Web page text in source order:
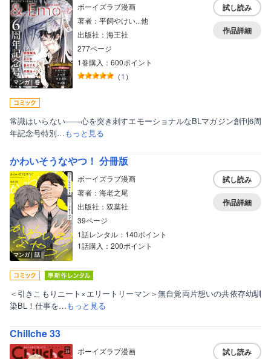
マンガ｜巻
ボーイズラブ漫画
著者：平飼やけい...他
出版社：海王社
277ページ
1巻購入：600ポイント
（1 ）
試し読み
作品詳細
常識はいらない――心を突き刺すエモーショナルなBLマガジン創刊6周
年記念号特別…もっと見る
かわいそうなやつ！ 分冊版
マンガ｜話
ボーイズラブ漫画
著者：海老之尾
出版社：双葉社
39ページ
1話レンタル：140ポイント
1話購入：200ポイント
試し読み
作品詳細
＜引きこもりニート×エリートリーマン＞無自覚両片想いの共依存幼馴
染BL！仕事を…もっと見る
Chillche 33
ボーイズラブ漫画
試し読み